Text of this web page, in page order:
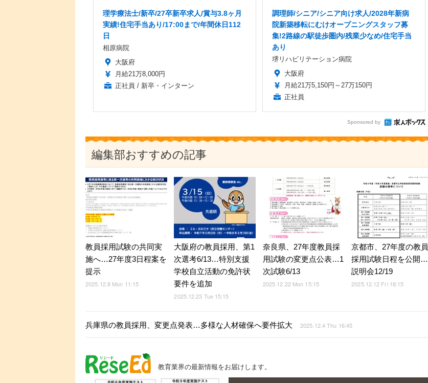
理学療法士/新卒/27卒新卒求人/賞与3.8ヶ月
実績!住宅手当あり/17:00まで/年間休日112
日
相原病院
大阪府
月給21万8,000円
正社員 / 新卒・インターン
調理師/シニア/シニア向け求人/2028年新病
院新築移転にむけオープニングスタッフ募
集!2路線の駅徒歩圏内/残業少なめ/住宅手当
あり
堺リハビリテーション病院
大阪府
月給21万5,150円～27万150円
正社員
Sponsored by
編集部おすすめの記事
教員採用試験の共同実
施へ…27年度3日程案を
提示
2025.12.8 Mon 11:15
大阪府の教員採用、第1
次選考6/13…特別支援
学校自立活動の免許状
要件を追加
2025.12.23 Tue 15:15
奈良県、27年度教員採
用試験の変更点公表…1
次試験6/13
2025.12.22 Mon 15:15
京都市、27年度の教員
採用試験日程を公開…
説明会12/19
2025.12.12 Fri 18:15
兵庫県の教員採用、変更点発表…多様な人材確保へ要件拡大 2025.12.4 Thu 16:45
教育業界の最新情報をお届けします。